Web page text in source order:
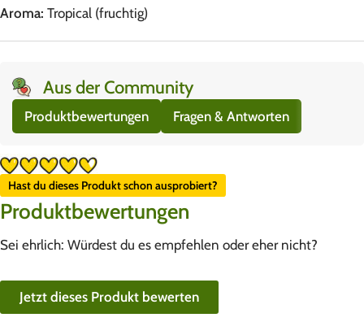
Aroma: Tropical (fruchtig)
Aus der Community
Produktbewertungen Fragen & Antworten
Hast du dieses Produkt schon ausprobiert?
Produktbewertungen
Sei ehrlich: Würdest du es empfehlen oder eher nicht?
Jetzt dieses Produkt bewerten